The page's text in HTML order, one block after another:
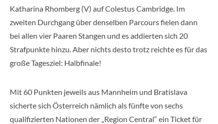
Katharina Rhomberg (V) auf Colestus Cambridge. Im
zweiten Durchgang über denselben Parcours fielen dann
bei allen vier Paaren Stangen und es addierten sich 20
Strafpunkte hinzu. Aber nichts desto trotz reichte es für das
große Tagesziel: Halbfinale!
Mit 60 Punkten jeweils aus Mannheim und Bratislava
sicherte sich Österreich nämlich als fünfte von sechs
qualifizierten Nationen der „Region Central“ ein Ticket für